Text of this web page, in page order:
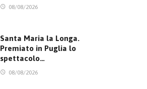
08/08/2026
Santa Maria la Longa.
Premiato in Puglia lo
spettacolo…
08/08/2026